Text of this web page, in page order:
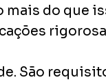
mais do que
São